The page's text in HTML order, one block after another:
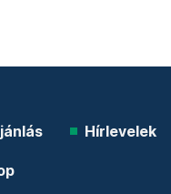
Hírlevelek